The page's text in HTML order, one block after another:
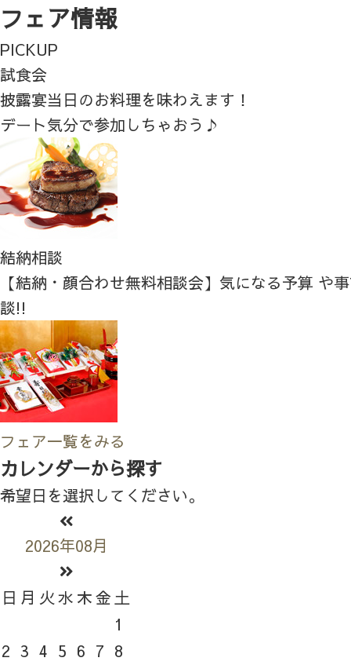
フェア情報
PICKUP
試食会
披露宴当日のお料理を味わえます！
デート気分で参加しちゃおう♪
結納相談
【結納・顔合わせ無料相談会】気になる予算 や
談!!
フェア一覧をみる
カレンダーから探す
希望日を選択してください。
2026年08月
日 月 火水 木金 土
1
2 3 4 5 6 7 8